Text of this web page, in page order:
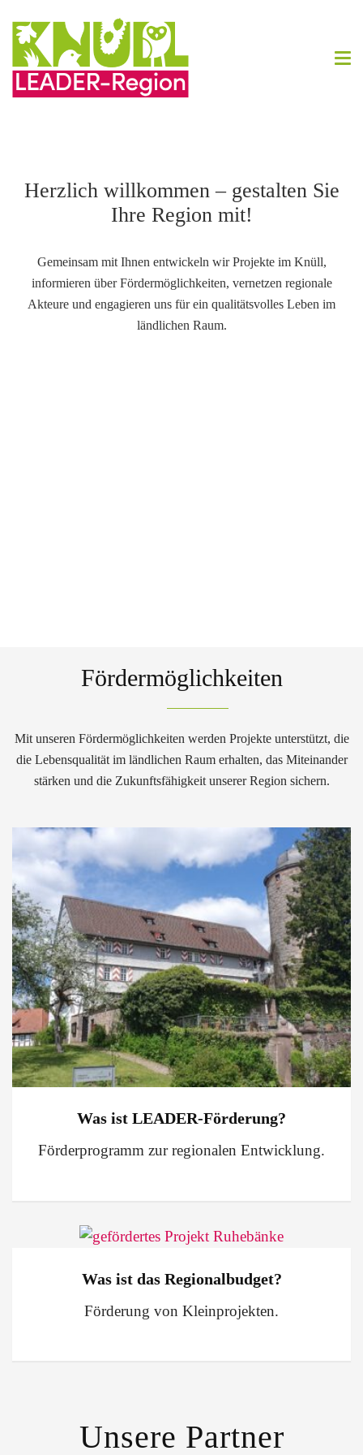
Regionalmanagement Knüll
Herzlich willkommen – gestalten Sie
Ihre Region mit!
Gemeinsam mit Ihnen entwickeln wir Projekte im Knüll,
informieren über Fördermöglichkeiten, vernetzen regionale
Akteure und engagieren uns für ein qualitätsvolles Leben im
ländlichen Raum.
Fördermöglichkeiten
Mit unseren Fördermöglichkeiten werden Projekte unterstützt, die
die Lebensqualität im ländlichen Raum erhalten, das Miteinander
stärken und die Zukunftsfähigkeit unserer Region sichern.
Was ist LEADER-Förderung?
Förderprogramm zur regionalen Entwicklung.
Was ist das Regionalbudget?
Förderung von Kleinprojekten.
Unsere Partner